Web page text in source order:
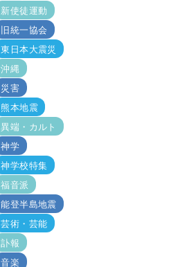
新使徒運動
旧統一協会
東日本大震災
沖縄
災害
熊本地震
異端・カルト
神学
神学校特集
福音派
能登半島地震
芸術・芸能
訃報
音楽